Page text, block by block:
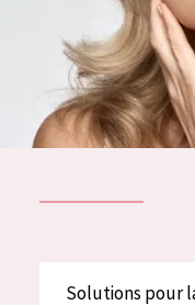
SOLUTIONS POUR
TOUS LES
Composition
À propos
Conseils Beauté
Solutions pour